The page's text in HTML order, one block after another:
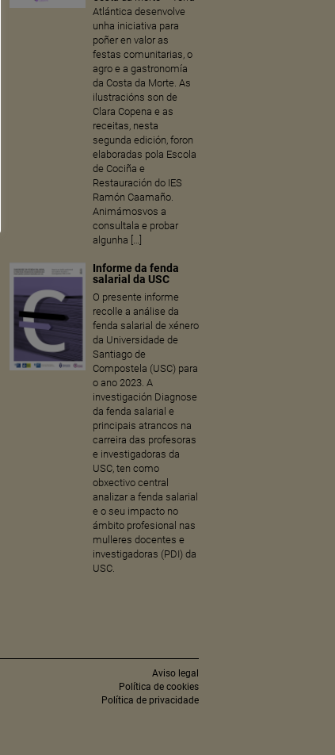
Atlántica desenvolve
unha iniciativa para
poñer en valor as
festas comunitarias, o
agro e a gastronomía
da Costa da Morte. As
ilustracións son de
Clara Copena e as
receitas, nesta
segunda edición, foron
elaboradas pola Escola
de Cociña e
Restauración do IES
Ramón Caamaño.
Animámosvos a
consultala e probar
algunha […]
Informe da fenda
salarial da USC
O presente informe
recolle a análise da
fenda salarial de xénero
da Universidade de
Santiago de
Compostela (USC) para
o ano 2023. A
investigación Diagnose
da fenda salarial e
principais atrancos na
carreira das profesoras
e investigadoras da
USC, ten como
obxectivo central
analizar a fenda salarial
e o seu impacto no
ámbito profesional nas
mulleres docentes e
investigadoras (PDI) da
USC.
Aviso legal
Política de cookies
Política de privacidade